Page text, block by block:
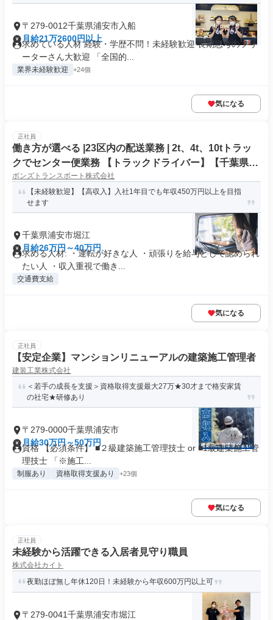
〒279-0012千葉県浦安市入船
月給21万2600円以上
求めている人材 経験・学歴不問！未経験歓迎 長期思考のフリ
ーターさん大歓迎 「全国的...
業界未経験歓迎 +24個
気になる
正社員
働き方が選べる |23区内の配送業務 | 2t、4t、10tトラッ
クでセンター便業務 【トラックドライバー】【千葉県】
【浦安】
ボンズトランスポート株式会社
【未経験歓迎】【高収入】入社1年目でも年収450万円以上を目指
せます
千葉県浦安市堀江
月給26万円～40万円
求める人材: ・運転が好きな人 ・頑張りを給与として認められ
たい人 ・収入重視で働き...
交通費支給
気になる
正社員
【安定企業】マンションリニューアルの建築施工管理者
建装工業株式会社
＜若手の成長を支援＞資格取得支援最大27万★30才まで格安家賃
の社宅★研修あり
〒279-0000千葉県浦安市
月給30万円～50万円
資格 【必須条件】 ■２級建築施工管理技士 or ■1級建築施工管
理技士 「※施工...
制服あり 資格取得支援あり +23個
気になる
正社員
未経験から活躍できる入居者見守り職員
株式会社カイト
夜勤ほぼ無し年休120日！未経験から年収600万円以上可
〒279-0041千葉県浦安市堀江